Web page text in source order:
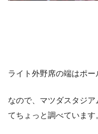
ライト外野席の端はポー
なので、マツダスタジ
てちょっと調べています